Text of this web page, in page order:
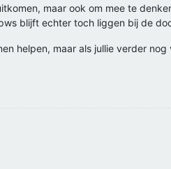
maar ook om mee te
blijft echter toch liggen bij de
helpen, maar als jullie verder